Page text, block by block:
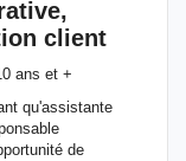
client
ans et +
qu'assistante
de